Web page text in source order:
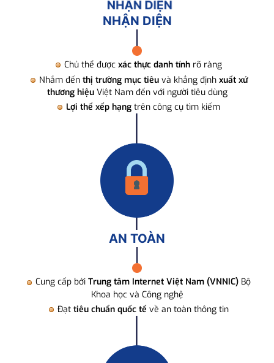
NHẬN DIỆN
Chủ thể được xác thực danh tính rõ ràng
Nhắm đến thị trường mục tiêuvà khẳng định xuất xứ
thương hiệuViệt Nam đến với người tiêu dùng
Lợi thế xếp hạng trên công cụ tìm kiếm
AN TOÀN
Cung cấp bởi Trung tâm Internet Việt Nam (VNNIC) Bộ
Khoa học và Công nghệ
Đạt tiêu chuẩn quốc tế về an toàn thông tin